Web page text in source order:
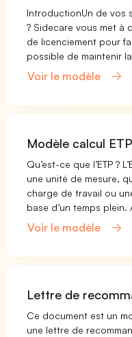
IntroductionUn de vos
? Sidecare vous met à
de licenciement pour
possible de maintenir
Voir le modèle
Modèle calcul ETP
Qu’est-ce que l’ETP ?
une unité de mesure,
charge de travail ou
base d’un temps plein.
Voir le modèle
Lettre de
Ce document est un
une lettre de